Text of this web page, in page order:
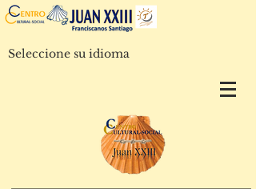
Seleccione su idioma